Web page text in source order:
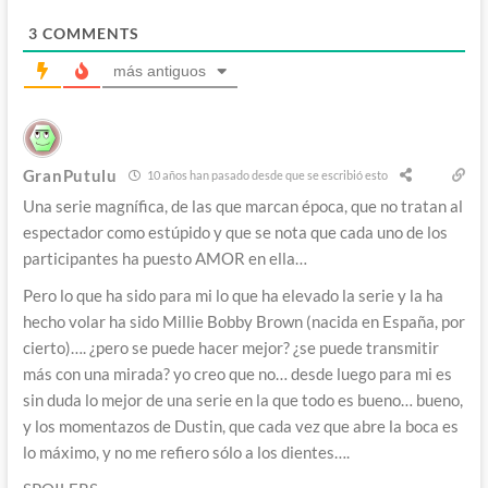
3 COMMENTS
más antiguos
GranPutulu 10 años han pasado desde que se escribió esto
Una serie magnífica, de las que marcan época, que no tratan al
espectador como estúpido y que se nota que cada uno de los
participantes ha puesto AMOR en ella…
Pero lo que ha sido para mi lo que ha elevado la serie y la ha
hecho volar ha sido Millie Bobby Brown (nacida en España, por
cierto)…. ¿pero se puede hacer mejor? ¿se puede transmitir
más con una mirada? yo creo que no… desde luego para mi es
sin duda lo mejor de una serie en la que todo es bueno… bueno,
y los momentazos de Dustin, que cada vez que abre la boca es
lo máximo, y no me refiero sólo a los dientes….